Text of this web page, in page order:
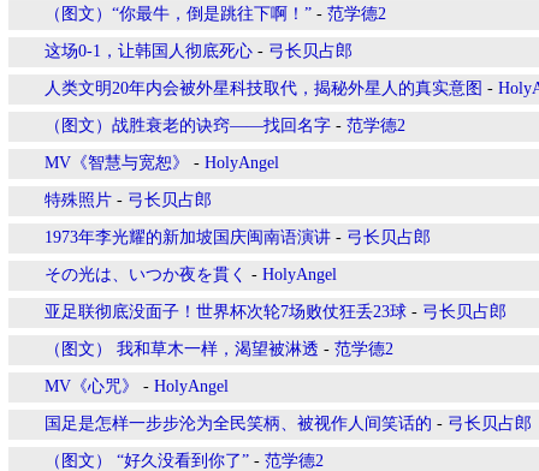
（图文）“你最牛，倒是跳往下啊！” - 范学德2
这场0-1，让韩国人彻底死心 - 弓长贝占郎
人类文明20年内会被外星科技取代，揭秘外星人的真实意图 -
（图文）战胜衰老的诀窍——找回名字 - 范学德2
MV《智慧与宽恕》 - HolyAngel
特殊照片 - 弓长贝占郎
1973年李光耀的新加坡国庆闽南语演讲 - 弓长贝占郎
その光は、いつか夜を貫く - HolyAngel
亚足联彻底没面子！世界杯次轮7场败仗狂丢23球 - 弓长贝占郎
（图文） 我和草木一样，渴望被淋透 - 范学德2
MV《心咒》 - HolyAngel
国足是怎样一步步沦为全民笑柄、被视作人间笑话的 - 弓长贝占郎
（图文） “好久没看到你了” - 范学德2